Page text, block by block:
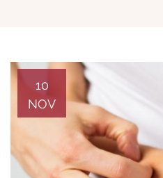
10
NOV